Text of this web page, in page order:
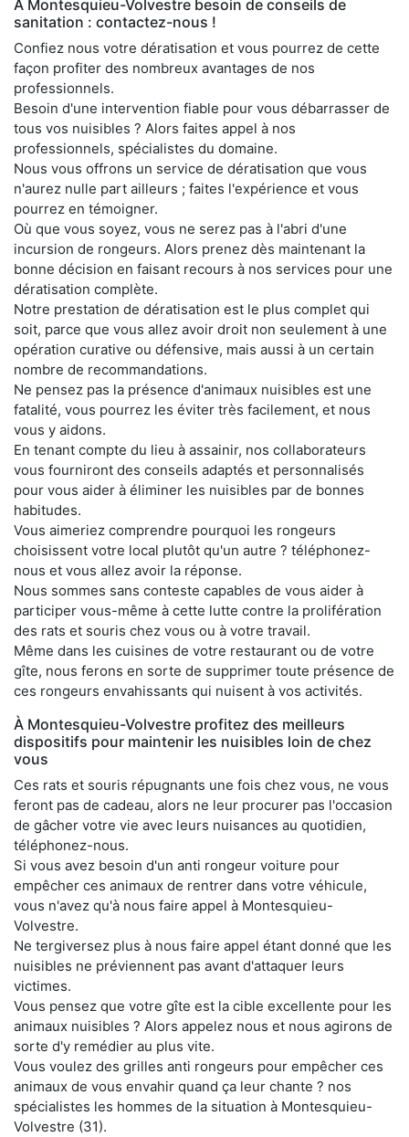
À Montesquieu-Volvestre besoin de conseils de
sanitation : contactez-nous !
Confiez nous votre dératisation et vous pourrez de cette
façon profiter des nombreux avantages de nos
professionnels.
Besoin d'une intervention fiable pour vous débarrasser de
tous vos nuisibles ? Alors faites appel à nos
professionnels, spécialistes du domaine.
Nous vous offrons un service de dératisation que vous
n'aurez nulle part ailleurs ; faites l'expérience et vous
pourrez en témoigner.
Où que vous soyez, vous ne serez pas à l'abri d'une
incursion de rongeurs. Alors prenez dès maintenant la
bonne décision en faisant recours à nos services pour une
dératisation complète.
Notre prestation de dératisation est le plus complet qui
soit, parce que vous allez avoir droit non seulement à une
opération curative ou défensive, mais aussi à un certain
nombre de recommandations.
Ne pensez pas la présence d'animaux nuisibles est une
fatalité, vous pourrez les éviter très facilement, et nous
vous y aidons.
En tenant compte du lieu à assainir, nos collaborateurs
vous fourniront des conseils adaptés et personnalisés
pour vous aider à éliminer les nuisibles par de bonnes
habitudes.
Vous aimeriez comprendre pourquoi les rongeurs
choisissent votre local plutôt qu'un autre ? téléphonez-
nous et vous allez avoir la réponse.
Nous sommes sans conteste capables de vous aider à
participer vous-même à cette lutte contre la prolifération
des rats et souris chez vous ou à votre travail.
Même dans les cuisines de votre restaurant ou de votre
gîte, nous ferons en sorte de supprimer toute présence de
ces rongeurs envahissants qui nuisent à vos activités.
À Montesquieu-Volvestre profitez des meilleurs
dispositifs pour maintenir les nuisibles loin de chez
vous
Ces rats et souris répugnants une fois chez vous, ne vous
feront pas de cadeau, alors ne leur procurer pas l'occasion
de gâcher votre vie avec leurs nuisances au quotidien,
téléphonez-nous.
Si vous avez besoin d'un anti rongeur voiture pour
empêcher ces animaux de rentrer dans votre véhicule,
vous n'avez qu'à nous faire appel à Montesquieu-
Volvestre.
Ne tergiversez plus à nous faire appel étant donné que les
nuisibles ne préviennent pas avant d'attaquer leurs
victimes.
Vous pensez que votre gîte est la cible excellente pour les
animaux nuisibles ? Alors appelez nous et nous agirons de
sorte d'y remédier au plus vite.
Vous voulez des grilles anti rongeurs pour empêcher ces
animaux de vous envahir quand ça leur chante ? nos
spécialistes les hommes de la situation à Montesquieu-
Volvestre (31).